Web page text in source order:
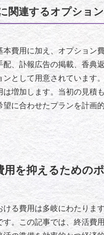
関連するオプショ
本費用に加え、オプション
配、訃報広告の掲載、香典
ンとして用意されています
は増加します。当初の見積
望に合わせたプランを計画
用を抑えるための
ける費用は多岐にわたりま
す。この記事では、終活費